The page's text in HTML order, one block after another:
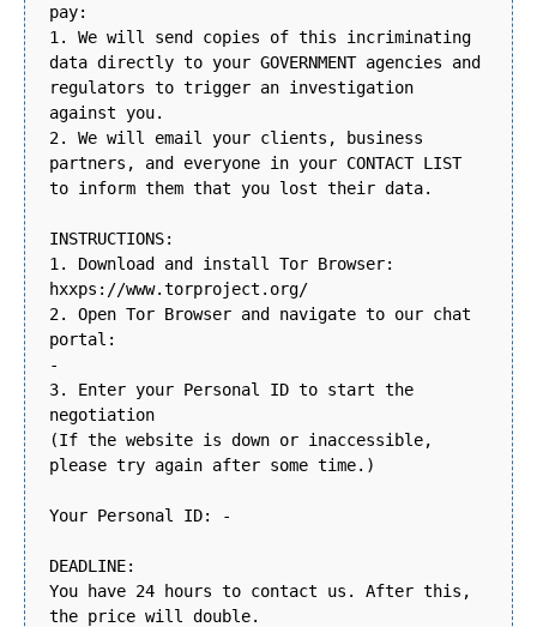
pay:
1. We will send copies of this incriminating
data directly to your GOVERNMENT agencies and
regulators to trigger an investigation
against you.
2. We will email your clients, business
partners, and everyone in your CONTACT LIST
to inform them that you lost their data.
INSTRUCTIONS:
1. Download and install Tor Browser:
hxxps://www.torproject.org/
2. Open Tor Browser and navigate to our chat
portal:
-
3. Enter your Personal ID to start the
negotiation
(If the website is down or inaccessible,
please try again after some time.)
Your Personal ID: -
DEADLINE:
You have 24 hours to contact us. After this,
the price will double.